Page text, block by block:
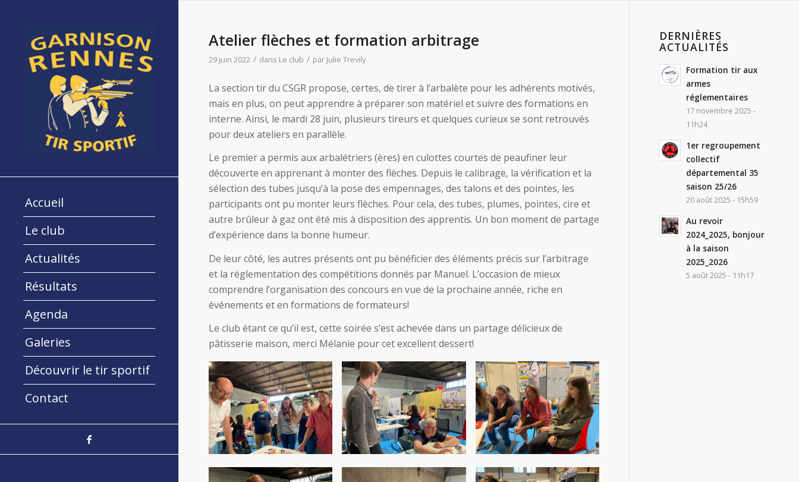
Accueil
Le club
Actualités
Résultats
Agenda
Galeries
Découvrir le tir sportif
Contact
Atelier flèches et formation arbitrage
29 juin 2022 / dans Le club / par Julie Trevily
La section tir du CSGR propose, certes, de tirer à l’arbalète pour les adhérents motivés,
mais en plus, on peut apprendre à préparer son matériel et suivre des formations en
interne. Ainsi, le mardi 28 juin, plusieurs tireurs et quelques curieux se sont retrouvés
pour deux ateliers en parallèle.
Le premier a permis aux arbalétriers (ères) en culottes courtes de peaufiner leur
découverte en apprenant à monter des flèches. Depuis le calibrage, la vérification et la
sélection des tubes jusqu’à la pose des empennages, des talons et des pointes, les
participants ont pu monter leurs flèches. Pour cela, des tubes, plumes, pointes, cire et
autre brûleur à gaz ont été mis à disposition des apprentis. Un bon moment de partage
d’expérience dans la bonne humeur.
De leur côté, les autres présents ont pu bénéficier des éléments précis sur l’arbitrage
et la réglementation des compétitions donnés par Manuel. L’occasion de mieux
comprendre l’organisation des concours en vue de la prochaine année, riche en
événements et en formations de formateurs!
Le club étant ce qu’il est, cette soirée s’est achevée dans un partage délicieux de
pâtisserie maison, merci Mélanie pour cet excellent dessert!
DERNIÈRES
ACTUALITÉS
Formation tir aux
armes
réglementaires
17 novembre 2025 -
11h24
1er regroupement
collectif
départemental 35
saison 25/26
20 août 2025 - 15h59
Au revoir
2024_2025, bonjour
à la saison
2025_2026
5 août 2025 - 11h17